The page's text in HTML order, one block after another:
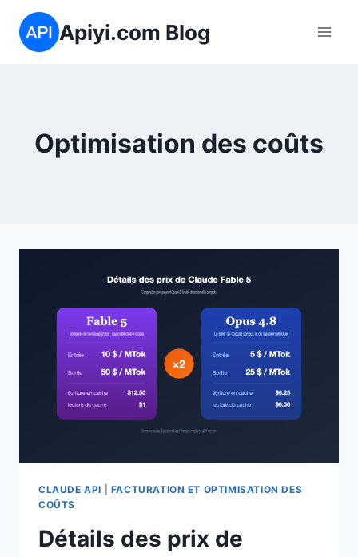
contenu
Apiyi.com Blog
Optimisation des coûts
CLAUDE API
FACTURATION ET OPTIMISATION DES
COÛTS
Détails des prix de